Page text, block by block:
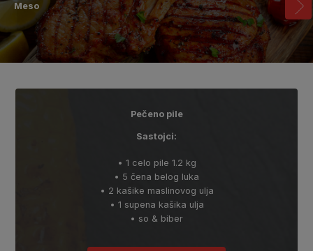
Meso
Pečeno pile
Sastojci:
• 1 celo pile 1.2 kg
• 5 čena belog luka
• 2 kašike maslinovog ulja
• 1 supena kašika ulja
• so & biber